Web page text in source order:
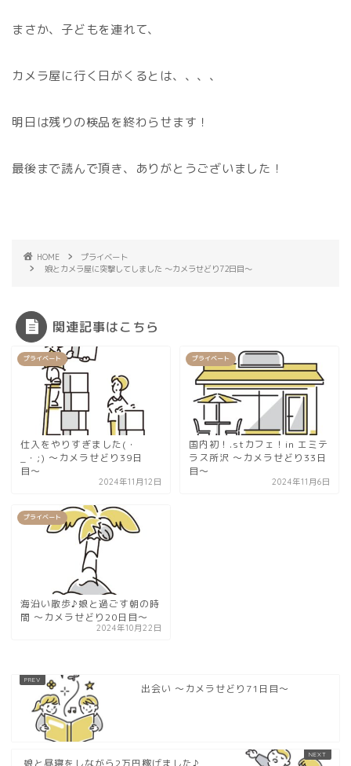
まさか、子どもを連れて、
カメラ屋に行く日がくるとは、、、、
明日は残りの検品を終わらせます！
最後まで読んで頂き、ありがとうございました！
HOME
プライベート
娘とカメラ屋に突撃してしました 〜カメラせどり72日目〜
関連記事はこちら
プライベート
仕入をやりすぎました(・
_・;) 〜カメラせどり39日
目〜
2024年11月12日
プライベート
国内初！.stカフェ！in エミテ
ラス所沢 〜カメラせどり33日
目〜
2024年11月6日
プライベート
海沿い散歩♪娘と過ごす朝の時
間 〜カメラせどり20日目〜
2024年10月22日
出会い 〜カメラせどり71日目〜
娘と昼寝をしながら2万円稼げました♪